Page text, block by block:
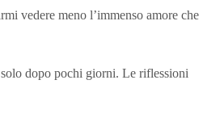
vedere meno l’immenso amore che
dopo pochi giorni. Le riflessioni